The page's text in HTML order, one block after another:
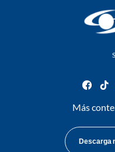
Más
Descarga